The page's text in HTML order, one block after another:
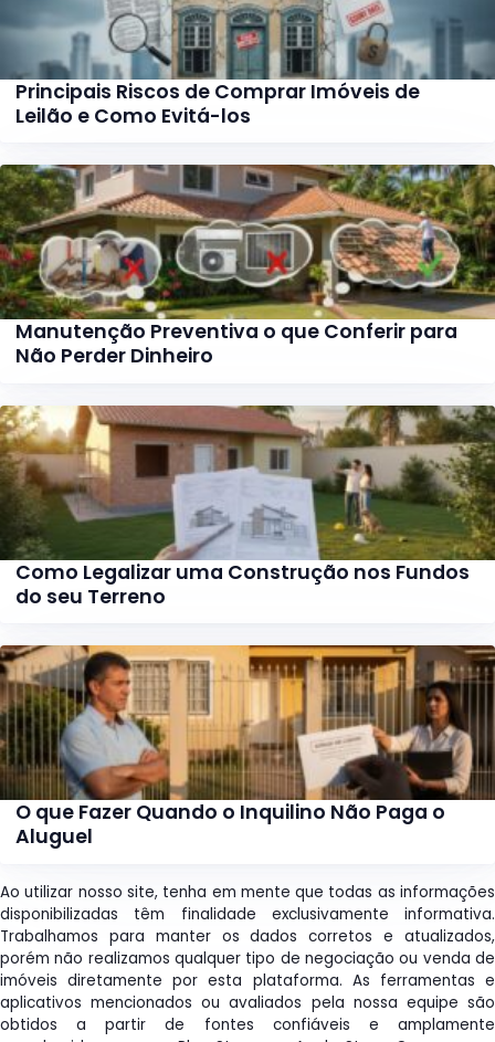
Principais Riscos de Comprar Imóveis de
Leilão e Como Evitá-los
Manutenção Preventiva o que Conferir para
Não Perder Dinheiro
Como Legalizar uma Construção nos Fundos
do seu Terreno
O que Fazer Quando o Inquilino Não Paga o
Aluguel
Ao utilizar nosso site, tenha em mente que todas as informações
disponibilizadas têm finalidade exclusivamente informativa.
Trabalhamos para manter os dados corretos e atualizados,
porém não realizamos qualquer tipo de negociação ou venda de
imóveis diretamente por esta plataforma. As ferramentas e
aplicativos mencionados ou avaliados pela nossa equipe são
obtidos a partir de fontes confiáveis e amplamente